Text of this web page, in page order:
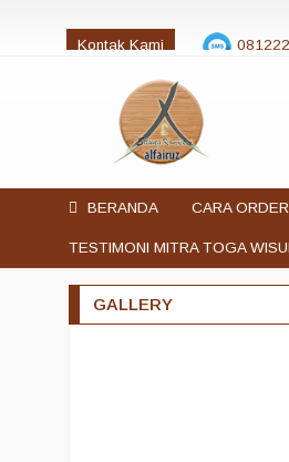
Kontak Kami
jualtogawisuda@gmail.com
BERANDA CARA
TESTIMONI MITRA TOGA
GALLERY